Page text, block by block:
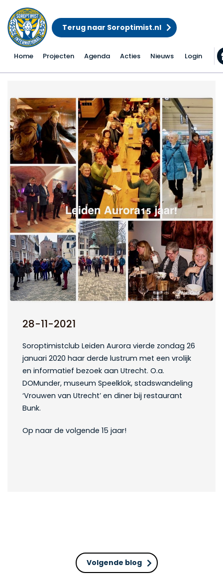
Terug naar Soroptimist.nl
Home Projecten Agenda Acties Nieuws Login
Leiden Aurora 15 jaar!
28-11-2021
Soroptimistclub Leiden Aurora vierde zondag 26
januari 2020 haar derde lustrum met een vrolijk
en informatief bezoek aan Utrecht. O.a.
DOMunder, museum Speelklok, stadswandeling
‘Vrouwen van Utrecht’ en diner bij restaurant
Bunk.
Op naar de volgende 15 jaar!
Volgende blog